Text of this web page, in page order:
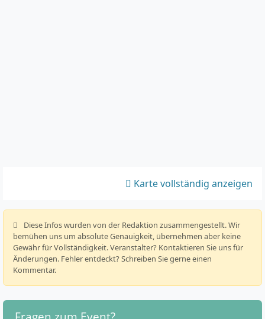
Karte vollständig anzeigen
️ Diese Infos wurden von der Redaktion zusammengestellt. Wir
bemühen uns um absolute Genauigkeit, übernehmen aber keine
Gewähr für Vollständigkeit. Veranstalter? Kontaktieren Sie uns für
Änderungen. Fehler entdeckt? Schreiben Sie gerne einen
Kommentar.